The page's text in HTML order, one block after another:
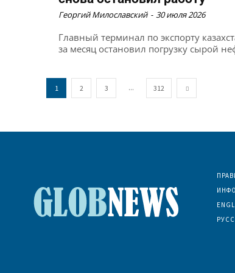
Георгий Милославский - 30 июля 2026
Главный терминал по экспорту
за месяц остановил погрузку сырой
1 2 3 ... 312